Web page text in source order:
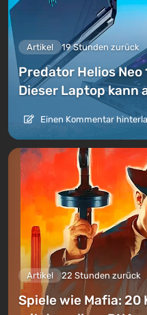
Artikel 19 Stunden zurück
Predator Helios
Dieser Laptop kann
Einen Kommentar
Artikel 22 Stunden zurück
Spiele wie Mafia: